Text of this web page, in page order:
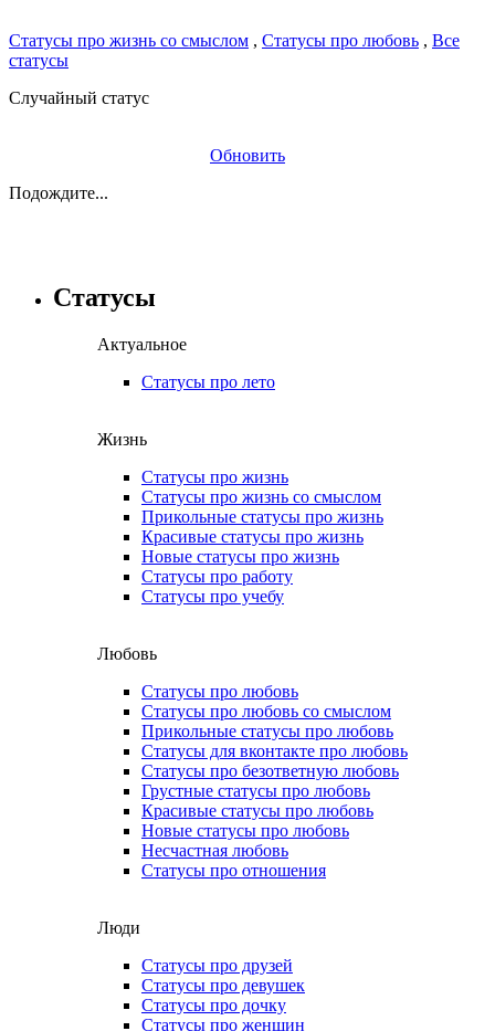
Статусы про жизнь со смыслом , Статусы про любовь , Все
статусы
Случайный статус
Обновить
Подождите...
Статусы
Актуальное
Статусы про лето
Жизнь
Статусы про жизнь
Статусы про жизнь со смыслом
Прикольные статусы про жизнь
Красивые статусы про жизнь
Новые статусы про жизнь
Статусы про работу
Статусы про учебу
Любовь
Статусы про любовь
Статусы про любовь со смыслом
Прикольные статусы про любовь
Статусы для вконтакте про любовь
Статусы про безответную любовь
Грустные статусы про любовь
Красивые статусы про любовь
Новые статусы про любовь
Несчастная любовь
Статусы про отношения
Люди
Статусы про друзей
Статусы про девушек
Статусы про дочку
Статусы про женщин